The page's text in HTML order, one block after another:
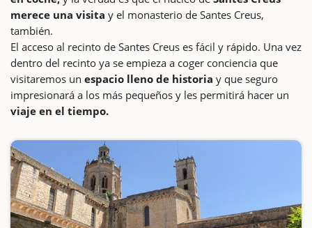
merece una visita y el monasterio de Santes Creus,
también.
El acceso al recinto de Santes Creus es fácil y rápido. Una vez
dentro del recinto ya se empieza a coger conciencia que
visitaremos un espacio lleno de historia y que seguro
impresionará a los más pequeños y les permitirá hacer un
viaje en el tiempo.